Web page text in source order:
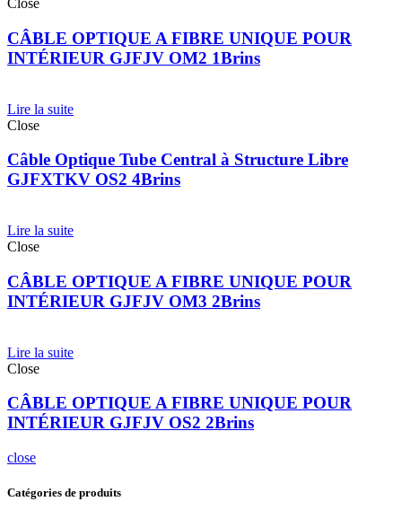
Close
CÂBLE OPTIQUE A FIBRE UNIQUE POUR
INTÉRIEUR GJFJV OM2 1Brins
Lire la suite
Close
Câble Optique Tube Central à Structure Libre
GJFXTKV OS2 4Brins
Lire la suite
Close
CÂBLE OPTIQUE A FIBRE UNIQUE POUR
INTÉRIEUR GJFJV OM3 2Brins
Lire la suite
Close
CÂBLE OPTIQUE A FIBRE UNIQUE POUR
INTÉRIEUR GJFJV OS2 2Brins
close
Catégories de produits